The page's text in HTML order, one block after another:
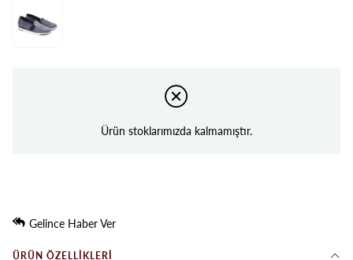
Ürün stoklarımızda kalmamıştır.
Gelince Haber Ver
ÜRÜN ÖZELLIKLERI